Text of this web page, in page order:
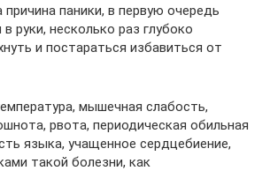
паники, в первую очередь
руки, несколько раз глубоко
и постараться избавиться от
мышечная слабость,
рвота, периодическая обильная
языка, учащенное сердцебиение,
такой болезни, как